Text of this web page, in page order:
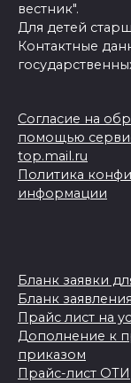
вестник".
Для детей
Контактные
Согласие на
помощью
top.mail.ru
Политика
информации
Бланк заявки
Бланк заявления
Прайс лист на
Дополнение к
приказом
Прайс-лист ОТИ